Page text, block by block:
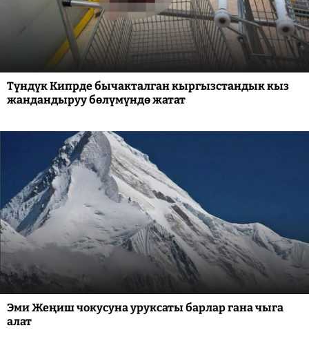
Түндүк Кипрде бычакталган кыргызстандык кыз
жандандыруу бөлүмүндө жатат
Эми Жеңиш чокусуна уруксаты барлар гана чыга
алат